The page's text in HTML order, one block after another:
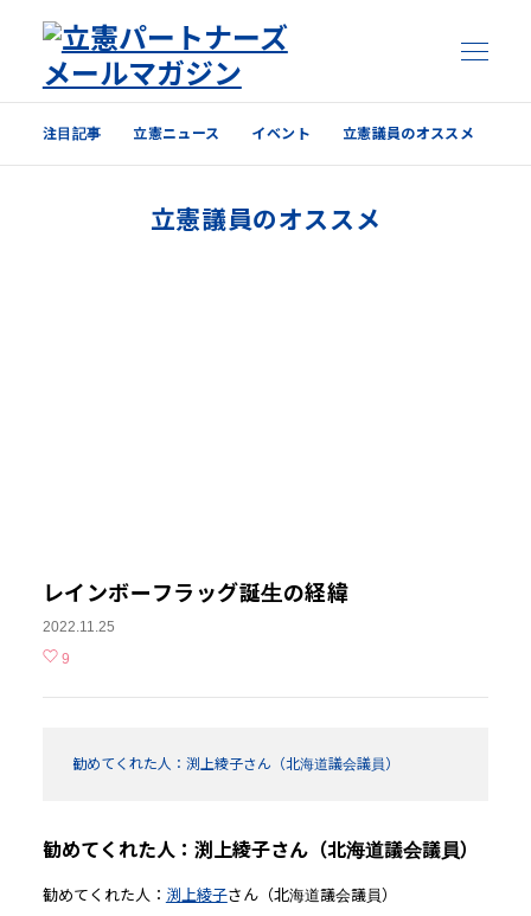
注目記事 立憲ニュース イベント 立憲議員のオススメ
立憲議員のオススメ
レインボーフラッグ誕生の経緯
2022.11.25
9
勧めてくれた人：渕上綾子さん（北海道議会議員）
勧めてくれた人：渕上綾子さん（北海道議会議員）
勧めてくれた人： 渕上綾子さん（北海道議会議員）